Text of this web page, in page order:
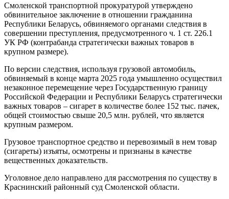
Смоленской транспортной прокуратурой утверждено
обвинительное заключение в отношении гражданина
Республики Беларусь, обвиняемого органами следствия в
совершении преступления, предусмотренного ч. 1 ст. 226.1
УК РФ (контрабанда стратегически важных товаров в
крупном размере).
По версии следствия, используя грузовой автомобиль,
обвиняемый в конце марта 2025 года умышленно осуществил
незаконное перемещение через Государственную границу
Российской Федерации и Республики Беларусь стратегически
важных товаров – сигарет в количестве более 152 тыс. пачек,
общей стоимостью свыше 20,5 млн. рублей, что является
крупным размером.
Грузовое транспортное средство и перевозимый в нем товар
(сигареты) изъяты, осмотрены и признаны в качестве
вещественных доказательств.
Уголовное дело направлено для рассмотрения по существу в
Краснинский районный суд Смоленской области.